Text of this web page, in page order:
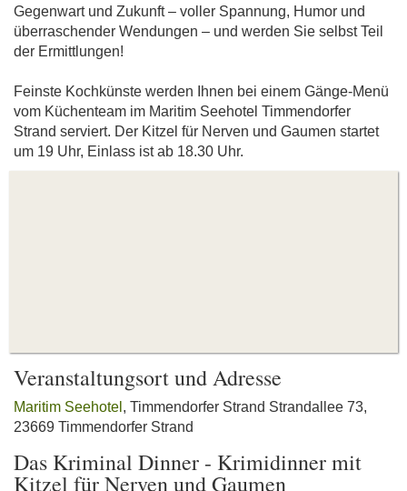
Gegenwart und Zukunft – voller Spannung, Humor und
überraschender Wendungen – und werden Sie selbst Teil
der Ermittlungen!
Feinste Kochkünste werden Ihnen bei einem Gänge-Menü
vom Küchenteam im Maritim Seehotel Timmendorfer
Strand serviert. Der Kitzel für Nerven und Gaumen startet
um 19 Uhr, Einlass ist ab 18.30 Uhr.
Veranstaltungsort und Adresse
Maritim Seehotel , Timmendorfer Strand Strandallee 73,
23669 Timmendorfer Strand
Das Kriminal Dinner - Krimidinner mit
Kitzel für Nerven und Gaumen